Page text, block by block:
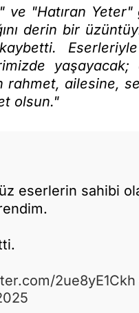
ve "Hatıran
derin bir
Eserleriyle
yaşayacak;
rahmet, ailesine,
olsun."
eserlerin sahibi
2ue8yE1Ckh